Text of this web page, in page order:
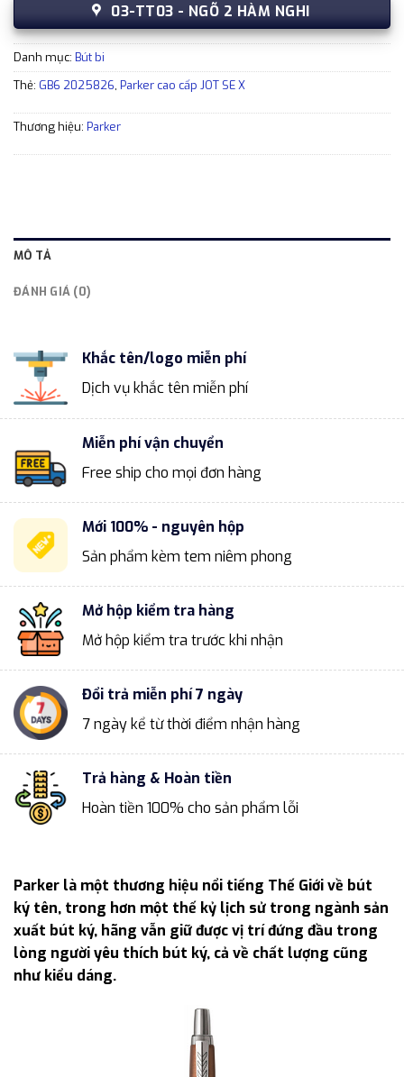
03-TT03 - NGÕ 2 HÀM NGHI
Danh mục: Bút bi
Thẻ: GB6 2025826, Parker cao cấp JOT SE X
Thương hiệu: Parker
MÔ TẢ
ĐÁNH GIÁ (0)
Khắc tên/logo miễn phí
Dịch vụ khắc tên miễn phí
Miễn phí vận chuyển
Free ship cho mọi đơn hàng
Mới 100% - nguyên hộp
Sản phẩm kèm tem niêm phong
Mở hộp kiểm tra hàng
Mở hộp kiểm tra trước khi nhận
Đổi trả miễn phí 7 ngày
7 ngày kể từ thời điểm nhận hàng
Trả hàng & Hoàn tiền
Hoàn tiền 100% cho sản phẩm lỗi
Parker là một thương hiệu nổi tiếng Thế Giới về bút
ký tên, trong hơn một thế kỷ lịch sử trong ngành sản
xuất bút ký, hãng vẫn giữ được vị trí đứng đầu trong
lòng người yêu thích bút ký, cả về chất lượng cũng
như kiểu dáng.